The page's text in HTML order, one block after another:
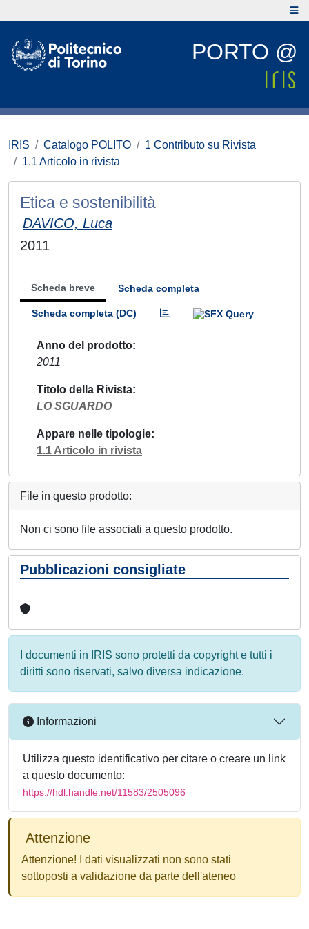
PORTO @
IRIS Catalogo POLITO
1 Contributo su Rivista
1.1 Articolo in rivista
Etica e sostenibilità
DAVICO, Luca
2011
Scheda breve Scheda completa
Scheda completa (DC)
Anno del prodotto
2011
Titolo della Rivista
LO SGUARDO
Appare nelle tipologie
1.1 Articolo in rivista
File in questo prodotto:
Non ci sono file associati a questo prodotto.
Pubblicazioni consigliate
I documenti in IRIS sono protetti da copyright e tutti i
diritti sono riservati, salvo diversa indicazione.
Informazioni
Utilizza questo identificativo per citare o creare un link
a questo documento:
https://hdl.handle.net/11583/2505096
Attenzione
Attenzione! I dati visualizzati non sono stati
sottoposti a validazione da parte dell'ateneo